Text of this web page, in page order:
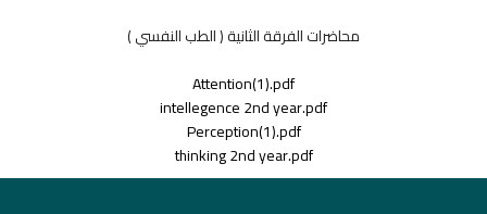
محاضرات الفرقة الثانية ( الطب النفسي )
Attention(1).pdf
intellegence 2nd year.pdf
Perception(1).pdf
thinking 2nd year.pdf